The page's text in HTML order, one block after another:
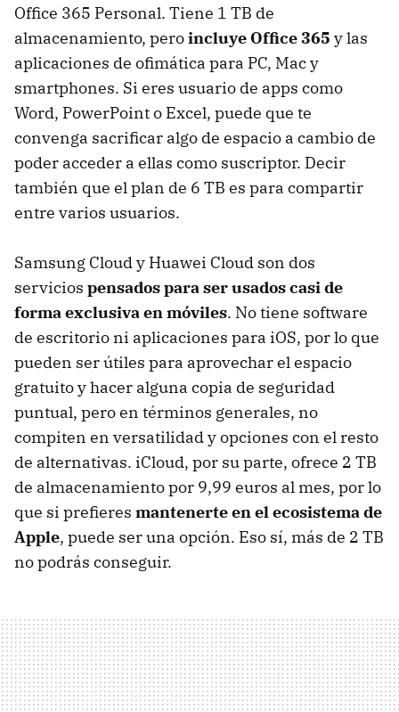
Office 365 Personal. Tiene 1 TB de
almacenamiento, peroincluye Office 365 y las
aplicaciones de ofimática para PC, Mac y
smartphones. Si eres usuario de apps como
Word, PowerPoint o Excel, puede que te
convenga sacrificar algo de espacio a cambio de
poder acceder a ellas como suscriptor. Decir
también que el plan de 6 TB es para compartir
entre varios usuarios.
Samsung Cloud y Huawei Cloud son dos
servicios pensados para ser usados casi de
forma exclusiva en móviles. No tiene software
de escritorio ni aplicaciones para iOS, por lo que
pueden ser útiles para aprovechar el espacio
gratuito y hacer alguna copia de seguridad
puntual, pero en términos generales, no
compiten en versatilidad y opciones con el resto
de alternativas. iCloud, por su parte, ofrece 2 TB
de almacenamiento por 9,99 euros al mes, por lo
que si prefieres mantenerte en el ecosistema de
Apple, puede ser una opción. Eso sí, más de 2 TB
no podrás conseguir.